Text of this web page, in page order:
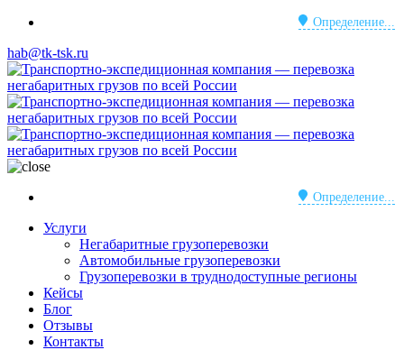
Определение...
hab@tk-tsk.ru
Определение...
Услуги
Негабаритные грузоперевозки
Автомобильные грузоперевозки
Грузоперевозки в труднодоступные регионы
Кейсы
Блог
Отзывы
Контакты